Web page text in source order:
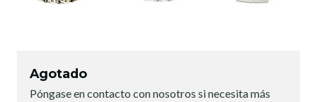
Agotado
Póngase en contacto con nosotros si necesita más